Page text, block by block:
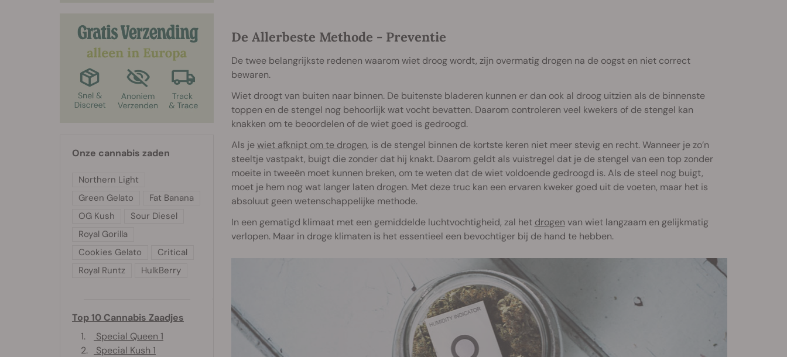
De Allerbeste Methode - Preventie
De twee belangrijkste redenen waarom wiet droog wordt, zijn overmatig drogen na de oogst en niet correct
bewaren.
Wiet droogt van buiten naar binnen. De buitenste bladeren kunnen er dan ook al droog uitzien als de binnenste
toppen en de stengel nog behoorlijk wat vocht bevatten. Daarom controleren veel kwekers of de stengel kan
knakken om te beoordelen of de wiet goed is gedroogd.
Als jewiet afknipt om te drogen, is de stengel binnen de kortste keren niet meer stevig en recht. Wanneer je zo’n
steeltje vastpakt, buigt die zonder dat hij knakt. Daarom geldt als vuistregel dat je de stengel van een top zonder
moeite in tweeën moet kunnen breken, om te weten dat de wiet voldoende gedroogd is. Als de steel nog buigt,
moet je hem nog wat langer laten drogen. Met deze truc kan een ervaren kweker goed uit de voeten, maar het is
absoluut geen wetenschappelijke methode.
In een gematigd klimaat met een gemiddelde luchtvochtigheid, zal het drogen van wiet langzaam en gelijkmatig
verlopen. Maar in droge klimaten is het essentieel een bevochtiger bij de hand te hebben.
Onze cannabis zaden
Northern Light
Green Gelato
Fat Banana
OG Kush
Sour Diesel
Royal Gorilla
Cookies Gelato
Critical
Royal Runtz
HulkBerry
Top 10 Cannabis Zaadjes
1.
Special Queen 1
2.
Special Kush 1